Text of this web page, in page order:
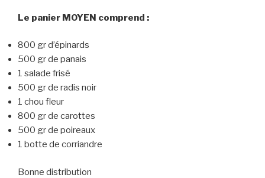
Le panier MOYEN comprend :
800 gr d’épinards
500 gr de panais
1 salade frisé
500 gr de radis noir
1 chou fleur
800 gr de carottes
500 gr de poireaux
1 botte de corriandre
Bonne distribution